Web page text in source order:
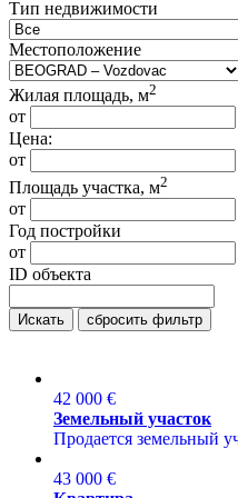
Тип недвижимости
Местоположение
Жилая площадь, м2
от
Цена:
от
Площадь участка, м2
от
Год постройки
от
ID объекта
Искать сбросить фильтр
42 000 €
Земельный участок
Продается земельный
43 000 €